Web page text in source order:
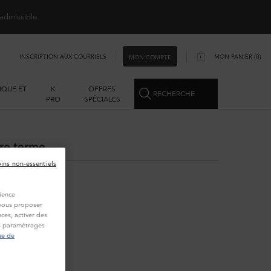
INSCRIPTION AUX COURRIELS MON COMPTE MON PANIER 0
0 PRODUCT IN CART
ET
K
PRO
OFFRES
SPÉCIALES
RECHERCHE
terme.
proposer
activer des
paramétrages
de
non-essentiels